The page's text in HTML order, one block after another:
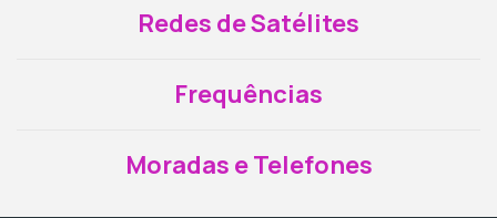
Redes de Satélites
Frequências
Moradas e Telefones